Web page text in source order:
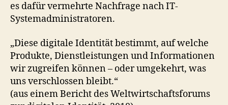
es dafür vermehrte Nachfrage nach IT-
Systemadministratoren.
„Diese digitale Identität bestimmt, auf welche
Produkte, Dienstleistungen und Informationen
wir zugreifen können – oder umgekehrt, was
uns verschlossen bleibt.“
(aus einem Bericht des Weltwirtschaftsforums